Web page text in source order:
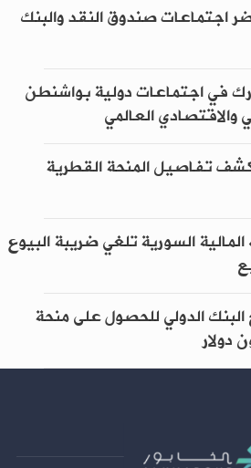
اجتماعات صندوق النقد والبنك
في اجتماعات دولية بواشنطن
والاقتصادي العالمي
تفاصيل المنحة القطرية
السورية تلغي ضريبة البيوع
الدولي للحصول على منحة